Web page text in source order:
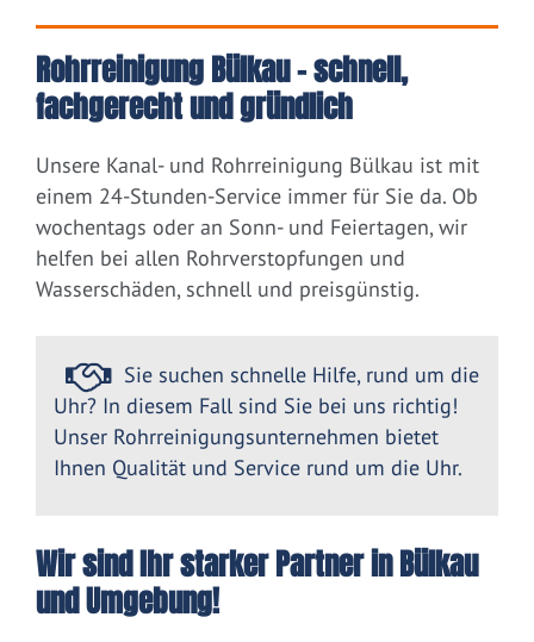
Rohrreinigung Bülkau – schnell,
fachgerecht und gründlich
Unsere Kanal- und Rohrreinigung Bülkau ist mit
einem 24-Stunden-Service immer für Sie da. Ob
wochentags oder an Sonn- und Feiertagen, wir
helfen bei allen Rohrverstopfungen und
Wasserschäden, schnell und preisgünstig.
Sie suchen schnelle Hilfe, rund um die
Uhr? In diesem Fall sind Sie bei uns richtig!
Unser Rohrreinigungsunternehmen bietet
Ihnen Qualität und Service rund um die Uhr.
Wir sind Ihr starker Partner in Bülkau
und Umgebung!